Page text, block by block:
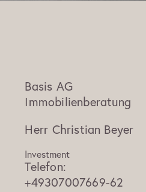
Basis AG
Immobilienberatung
Herr Christian Beyer
Investment
Telefon:
+49307007669-62